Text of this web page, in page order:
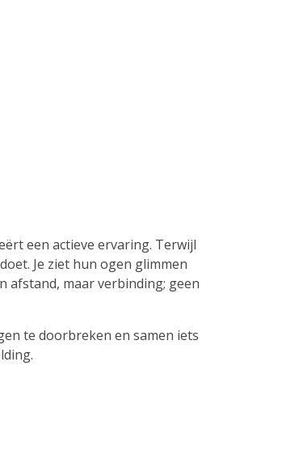
een actieve ervaring. Terwijl
Je ziet hun ogen glimmen
afstand, maar verbinding; geen
te doorbreken en samen iets